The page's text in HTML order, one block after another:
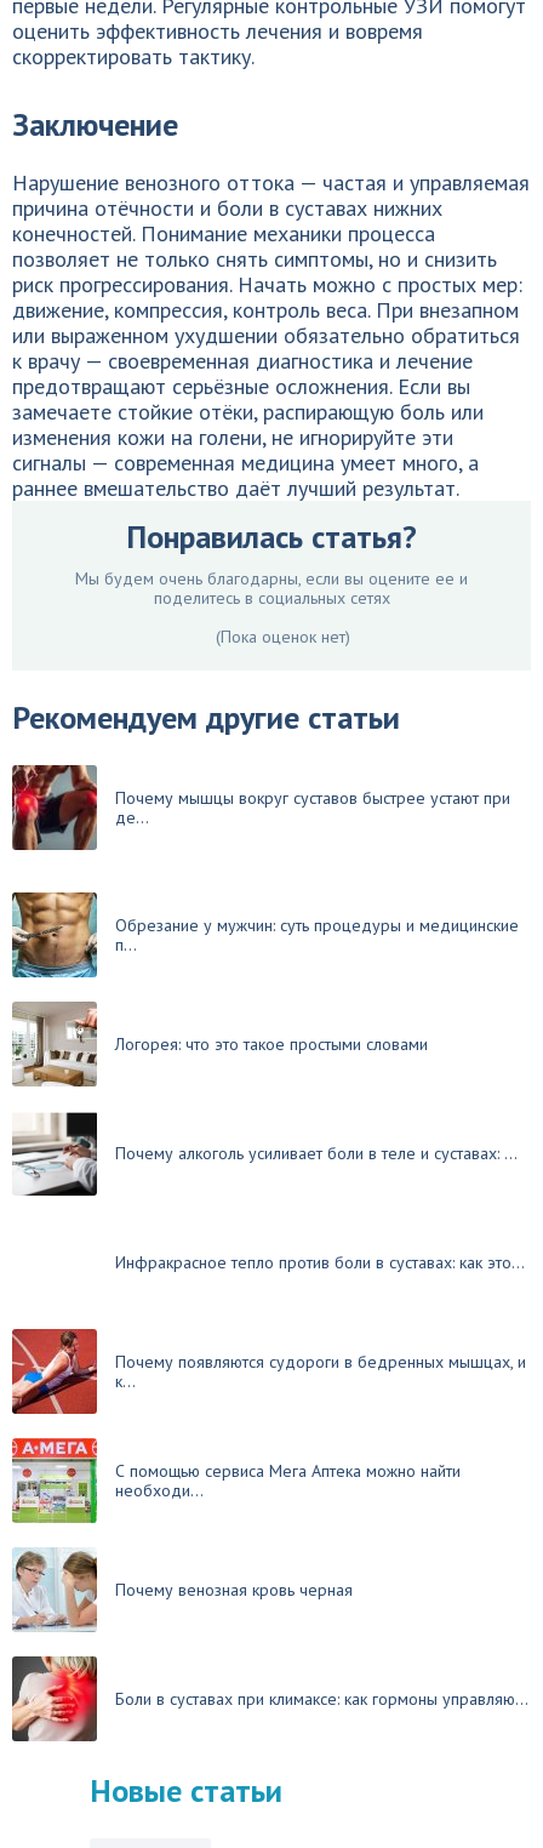
оценить эффективность лечения и вовремя
скорректировать тактику.
Заключение
Нарушение венозного оттока — частая и управляемая
причина отёчности и боли в суставах нижних
конечностей. Понимание механики процесса
позволяет не только снять симптомы, но и снизить
риск прогрессирования. Начать можно с простых мер:
движение, компрессия, контроль веса. При внезапном
или выраженном ухудшении обязательно обратиться
к врачу — своевременная диагностика и лечение
предотвращают серьёзные осложнения. Если вы
замечаете стойкие отёки, распирающую боль или
изменения кожи на голени, не игнорируйте эти
сигналы — современная медицина умеет много, а
раннее вмешательство даёт лучший результат.
Понравилась статья?
Мы будем очень благодарны, если вы оцените ее и
поделитесь в социальных сетях
(Пока оценок нет)
Рекомендуем другие статьи
Почему мышцы вокруг суставов быстрее устают при
де...
Обрезание у мужчин: суть процедуры и медицинские
п...
Логорея: что это такое простыми словами
Почему алкоголь усиливает боли в теле и суставах: ...
Инфракрасное тепло против боли в суставах: как это...
Почему появляются судороги в бедренных мышцах, и
к...
С помощью сервиса Мега Аптека можно найти
необходи...
Почему венозная кровь черная
Боли в суставах при климаксе: как гормоны управляю...
Новые статьи